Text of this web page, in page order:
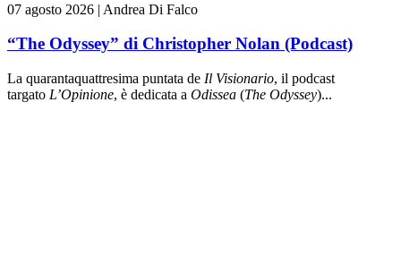
07 agosto 2026 | Andrea Di Falco
“The Odyssey” di Christopher Nolan (Podcast)
La quarantaquattresima puntata de Il Visionario, il podcast
targato L’Opinione, è dedicata a Odissea (The Odyssey)...